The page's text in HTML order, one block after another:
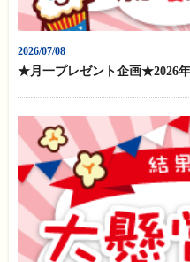
2026/07/08
★月一プレゼント企画★2026